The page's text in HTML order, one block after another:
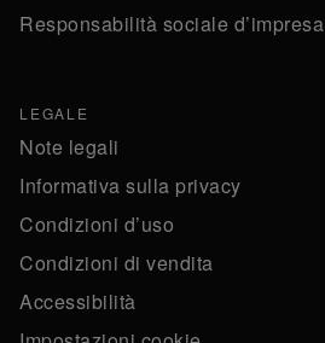
Responsabilità sociale d’impresa
LEGALE
Note legali
Informativa sulla privacy
Condizioni d’uso
Condizioni di vendita
Accessibilità